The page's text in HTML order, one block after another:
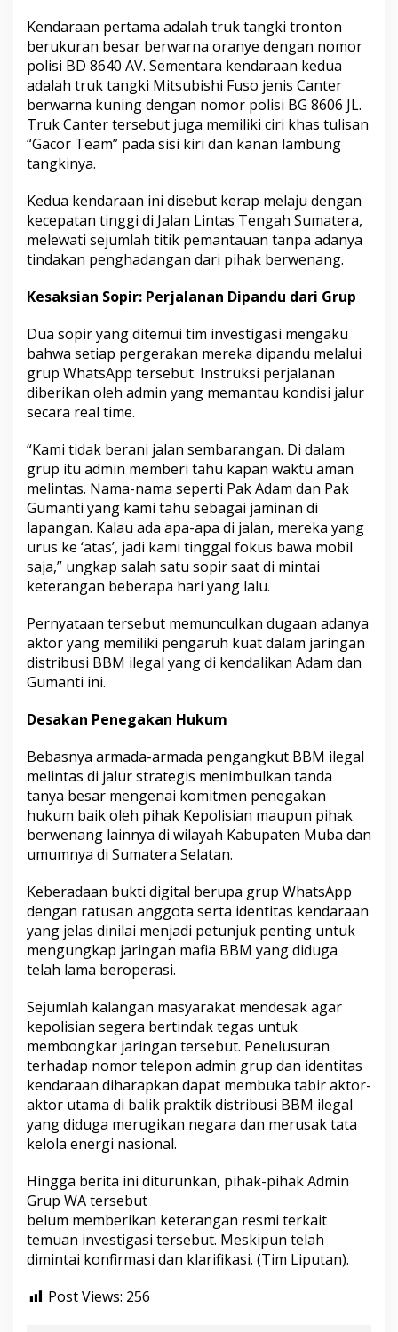
Kendaraan pertama adalah truk tangki tronton
berukuran besar berwarna oranye dengan nomor
polisi BD 8640 AV. Sementara kendaraan kedua
adalah truk tangki Mitsubishi Fuso jenis Canter
berwarna kuning dengan nomor polisi BG 8606 JL.
Truk Canter tersebut juga memiliki ciri khas tulisan
“Gacor Team” pada sisi kiri dan kanan lambung
tangkinya.
Kedua kendaraan ini disebut kerap melaju dengan
kecepatan tinggi di Jalan Lintas Tengah Sumatera,
melewati sejumlah titik pemantauan tanpa adanya
tindakan penghadangan dari pihak berwenang.
Kesaksian Sopir: Perjalanan Dipandu dari Grup
Dua sopir yang ditemui tim investigasi mengaku
bahwa setiap pergerakan mereka dipandu melalui
grup WhatsApp tersebut. Instruksi perjalanan
diberikan oleh admin yang memantau kondisi jalur
secara real time.
“Kami tidak berani jalan sembarangan. Di dalam
grup itu admin memberi tahu kapan waktu aman
melintas. Nama-nama seperti Pak Adam dan Pak
Gumanti yang kami tahu sebagai jaminan di
lapangan. Kalau ada apa-apa di jalan, mereka yang
urus ke ‘atas’, jadi kami tinggal fokus bawa mobil
saja,” ungkap salah satu sopir saat di mintai
keterangan beberapa hari yang lalu.
Pernyataan tersebut memunculkan dugaan adanya
aktor yang memiliki pengaruh kuat dalam jaringan
distribusi BBM ilegal yang di kendalikan Adam dan
Gumanti ini.
Desakan Penegakan Hukum
Bebasnya armada-armada pengangkut BBM ilegal
melintas di jalur strategis menimbulkan tanda
tanya besar mengenai komitmen penegakan
hukum baik oleh pihak Kepolisian maupun pihak
berwenang lainnya di wilayah Kabupaten Muba dan
umumnya di Sumatera Selatan.
Keberadaan bukti digital berupa grup WhatsApp
dengan ratusan anggota serta identitas kendaraan
yang jelas dinilai menjadi petunjuk penting untuk
mengungkap jaringan mafia BBM yang diduga
telah lama beroperasi.
Sejumlah kalangan masyarakat mendesak agar
kepolisian segera bertindak tegas untuk
membongkar jaringan tersebut. Penelusuran
terhadap nomor telepon admin grup dan identitas
kendaraan diharapkan dapat membuka tabir aktor-
aktor utama di balik praktik distribusi BBM ilegal
yang diduga merugikan negara dan merusak tata
kelola energi nasional.
Hingga berita ini diturunkan, pihak-pihak Admin
Grup WA tersebut
belum memberikan keterangan resmi terkait
temuan investigasi tersebut. Meskipun telah
dimintai konfirmasi dan klarifikasi. (Tim Liputan).
Post Views: 256